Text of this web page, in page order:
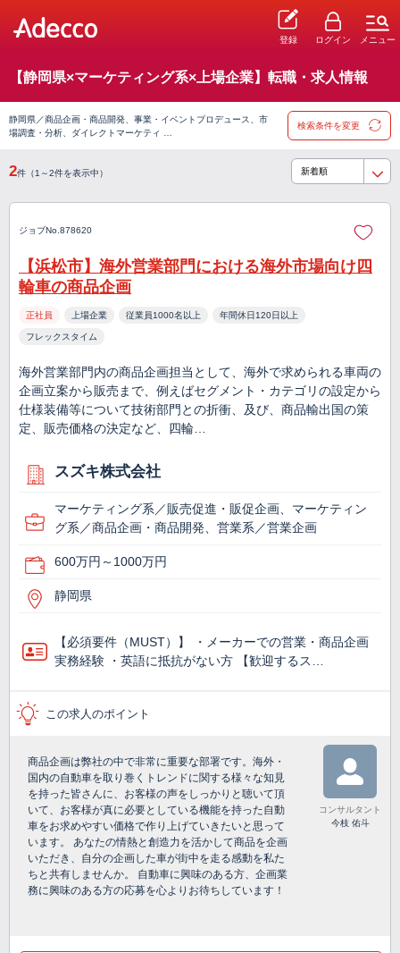
登録 ログイン メニュー
【静岡県×マーケティング系×上場企業】転職・求人情報
静岡県／商品企画・商品開発、事業・イベントプロデュース、市
場調査・分析、ダイレクトマーケティ …
検索条件を変更
2件（1～2件を表示中）
ジョブNo.878620
【浜松市】海外営業部門における海外市場向け四
輪車の商品企画
正社員 上場企業 従業員1000名以上 年間休日120日以上
フレックスタイム
海外営業部門内の商品企画担当として、海外で求められる車両の
企画立案から販売まで、例えばセグメント・カテゴリの設定から
仕様装備等について技術部門との折衝、及び、商品輸出国の策
定、販売価格の決定など、四輪…
スズキ株式会社
マーケティング系／販売促進・販促企画、マーケティン
グ系／商品企画・商品開発、営業系／営業企画
600万円～1000万円
静岡県
【必須要件（MUST）】 ・メーカーでの営業・商品企画
実務経験 ・英語に抵抗がない方 【歓迎するス…
この求人のポイント
商品企画は弊社の中で非常に重要な部署です。海外・
国内の自動車を取り巻くトレンドに関する様々な知見
を持った皆さんに、お客様の声をしっかりと聴いて頂
いて、お客様が真に必要としている機能を持った自動
車をお求めやすい価格で作り上げていきたいと思って
います。 あなたの情熱と創造力を活かして商品を企画
いただき、自分の企画した車が街中を走る感動を私た
ちと共有しませんか。 自動車に興味のある方、企画業
務に興味のある方の応募を心よりお待ちしています！
コンサルタント
今枝 佑斗